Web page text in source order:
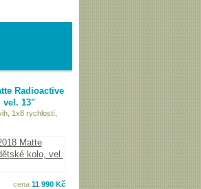
Radioactive
vel. 13"
1x8 rychlostí,
cena 11 990 Kč